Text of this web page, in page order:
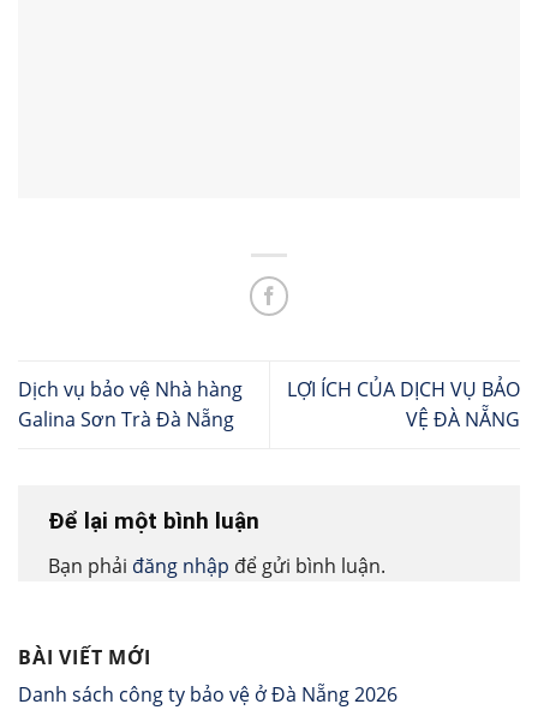
Dịch vụ bảo vệ Nhà hàng
Galina Sơn Trà Đà Nẵng
LỢI ÍCH CỦA DỊCH VỤ BẢO
VỆ ĐÀ NẴNG
Để lại một bình luận
Bạn phải đăng nhập để gửi bình luận.
BÀI VIẾT MỚI
Danh sách công ty bảo vệ ở Đà Nẵng 2026